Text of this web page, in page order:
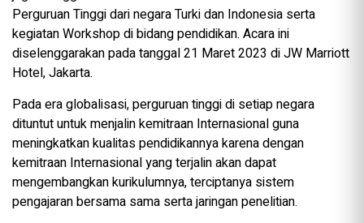
Perguruan Tinggi dari negara Turki dan Indonesia serta
kegiatan Workshop di bidang pendidikan. Acara ini
diselenggarakan pada tanggal 21 Maret 2023 di JW Marriott
Hotel, Jakarta.
Pada era globalisasi, perguruan tinggi di setiap negara
dituntut untuk menjalin kemitraan Internasional guna
meningkatkan kualitas pendidikannya karena dengan
kemitraan Internasional yang terjalin akan dapat
mengembangkan kurikulumnya, terciptanya sistem
pengajaran bersama sama serta jaringan penelitian.